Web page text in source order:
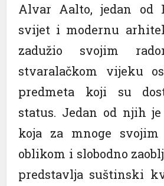
Alvar Aalto, jedan od
svijet i modernu
zadužio svojim
stvaralačkom vijeku
predmeta koji su
status. Jedan od njih je
koja za mnoge svojim
oblikom i slobodno
predstavlja suštinski